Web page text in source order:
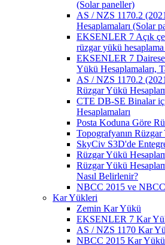
(Solar paneller)
AS / NZS 1170.2
Hesaplamaları (Solar
EKSENLER 7 Açık
rüzgar yükü
EKSENLER 7
Yükü Hesaplamaları,
AS / NZS 1170.2
Rüzgar Yükü
CTE DB-SE Binalar
Hesaplamaları
Posta Koduna Göre
Topografyanın
SkyCiv S3D'de
Rüzgar Yükü
Rüzgar Yükü
Nasıl Belirlenir?
NBCC 2015 ve
Kar Yükleri
Zemin Kar Yükü
EKSENLER 7 Kar
AS / NZS 1170 Kar
NBCC 2015 Kar Yükü